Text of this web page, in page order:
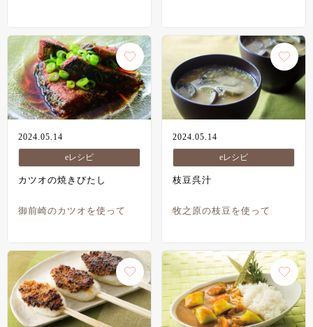
2024.05.14
eレシピ
カツオの焼きびたし
御前崎のカツオを使って
2024.05.14
eレシピ
枝豆呉汁
牧之原の枝豆を使って